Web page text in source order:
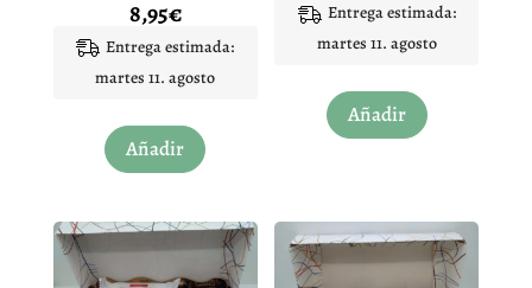
Valorado
con
de 5
8,95€
Entrega estimada:
martes 11. agosto
Añadir
Entrega estimada:
martes 11. agosto
Añadir